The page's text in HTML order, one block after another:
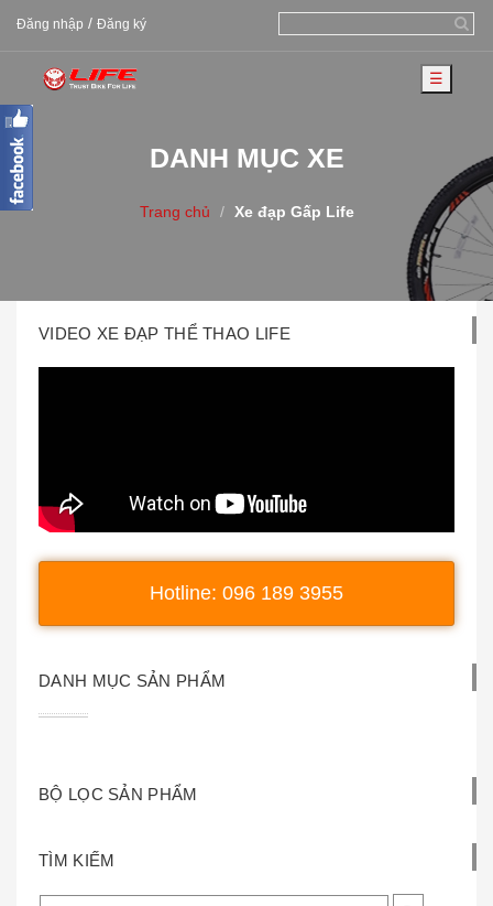
Đăng nhập / Đăng ký
☰
DANH MỤC XE
Trang chủ Xe đạp Gấp Life
VIDEO XE ĐẠP THỂ THAO LIFE
Hotline: 096 189 3955
DANH MỤC SẢN PHẨM
BỘ LỌC SẢN PHẨM
TÌM KIẾM